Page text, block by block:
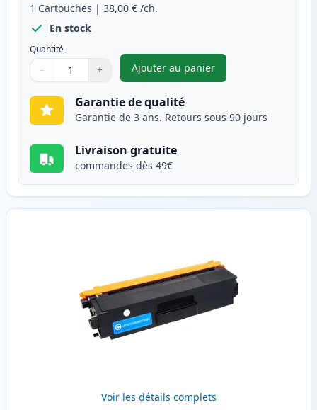
1 Cartouches | 38,00 € /ch.
En stock
Quantité
Quantité
Utilisez les boutons pour ajuster
− +
Quantité
Ajouter au panier
,Brother TN325BK
Garantie de qualité
Garantie de 3 ans. Retours sous 90 jours
Livraison gratuite
commandes dès 49€
Voir les détails complets